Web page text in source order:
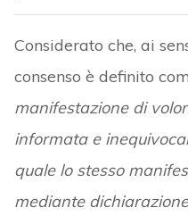
Considerato che, ai
consenso è definito
manifestazione di
informata e
quale lo stesso
mediante